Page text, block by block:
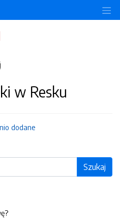
w Resku
dodane
Szukaj